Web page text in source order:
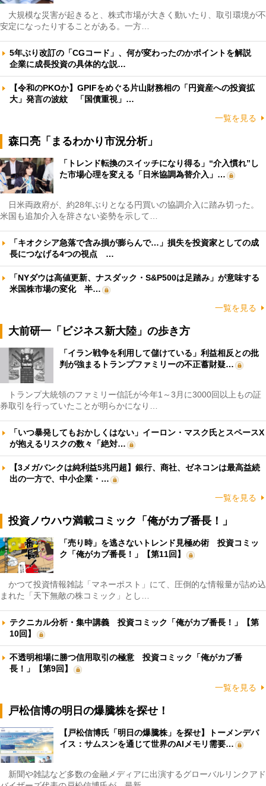
大規模な災害が起きると、株式市場が大きく動いたり、取引環境が不
安定になったりすることがある。一方…
5年ぶり改訂の「CGコード」、何が変わったのかポイントを解説
企業に成長投資の具体的な説…
【令和のPKOか】GPIFをめぐる片山財務相の「円資産への投資拡
大」発言の波紋 「国債重視」…
一覧を見る
森口亮「まるわかり市況分析」
「トレンド転換のスイッチになり得る」“介入慣れ”し
た市場心理を変える「日米協調為替介入」…
日米両政府が、約28年ぶりとなる円買いの協調介入に踏み切った。
米国も追加介入を辞さない姿勢を示して…
「キオクシア急落で含み損が膨らんで…」損失を投資家としての成
長につなげる4つの視点 …
「NYダウは高値更新、ナスダック・S&P500は足踏み」が意味する
米国株市場の変化 半…
一覧を見る
大前研一「ビジネス新大陸」の歩き方
「イラン戦争を利用して儲けている」利益相反との批
判が強まるトランプファミリーの不正蓄財疑…
トランプ大統領のファミリー信託が今年1～3月に3000回以上もの証
券取引を行っていたことが明らかになり…
「いつ暴発してもおかしくはない」イーロン・マスク氏とスペースX
が抱えるリスクの数々「絶対…
【3メガバンクは純利益5兆円超】銀行、商社、ゼネコンは最高益続
出の一方で、中小企業・…
一覧を見る
投資ノウハウ満載コミック「俺がカブ番長！」
「売り時」を逃さないトレンド見極め術 投資コミッ
ク「俺がカブ番長！」【第11回】
かつて投資情報雑誌「マネーポスト」にて、圧倒的な情報量が詰め込
まれた「天下無敵の株コミック」とし…
テクニカル分析・集中講義 投資コミック「俺がカブ番長！」【第
10回】
不透明相場に勝つ信用取引の極意 投資コミック「俺がカブ番
長！」【第9回】
一覧を見る
戸松信博の明日の爆騰株を探せ！
【戸松信博氏「明日の爆騰株」を探せ】トーメンデバ
イス：サムスンを通じて世界のAIメモリ需要…
新聞や雑誌など多数の金融メディアに出演するグローバルリンクアド